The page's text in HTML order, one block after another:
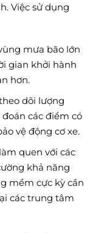
Việc sử dụng
mưa bão lớn
gian khởi hành
hơn.
dõi lượng
các điểm có
vệ động cơ xe.
quen với các
khả năng
mềm cực kỳ cần
các trung tâm